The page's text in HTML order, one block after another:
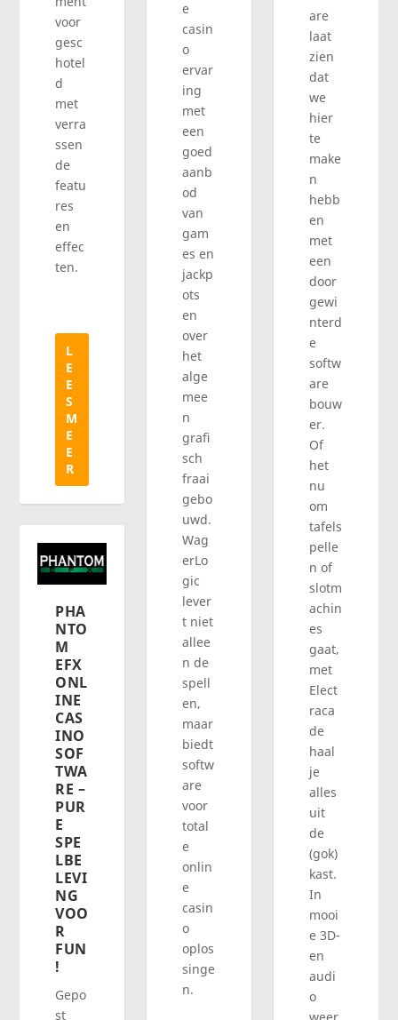
voor
gesc
hotel
d
met
verra
ssen
de
featu
res
en
effec
ten.
L
E
E
S
M
E
E
R
PHA
NTO
M
EFX
ONL
INE
CAS
INO
SOF
TWA
RE –
PUR
E
SPE
LBE
LEVI
NG
VOO
R
FUN
!
Gepo
st
e
casin
o
ervar
ing
met
een
goed
aanb
od
van
gam
es en
jackp
ots
en
over
het
alge
mee
n
grafi
sch
fraai
gebo
uwd.
Wag
erLo
gic
lever
t niet
allee
n de
spell
en,
maar
biedt
softw
are
voor
total
e
onlin
e
casin
o
oplos
singe
n.
are
laat
zien
dat
we
hier
te
make
n
hebb
en
met
een
door
gewi
nterd
e
softw
are
bouw
er.
Of
het
nu
om
tafels
pelle
n of
slotm
achin
es
gaat,
met
Elect
raca
de
haal
je
alles
uit
de
(gok)
kast.
In
mooi
e 3D-
en
audi
o